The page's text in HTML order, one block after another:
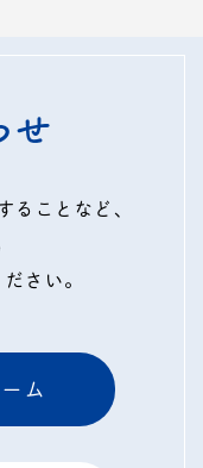
せ
ることなど、
さい。
ム